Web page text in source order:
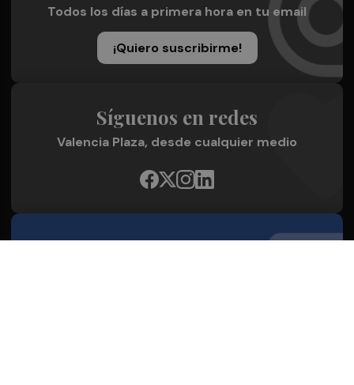
Todos los días a primera hora en tu email
¡Quiero suscribirme!
Síguenos en redes
Valencia Plaza, desde cualquier medio
Quienes Somos